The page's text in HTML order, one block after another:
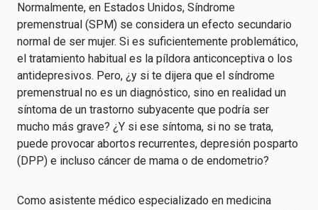
Normalmente, en Estados Unidos, Síndrome
premenstrual (SPM) se considera un efecto secundario
normal de ser mujer. Si es suficientemente problemático,
el tratamiento habitual es la píldora anticonceptiva o los
antidepresivos. Pero, ¿y si te dijera que el síndrome
premenstrual no es un diagnóstico, sino en realidad un
síntoma de un trastorno subyacente que podría ser
mucho más grave? ¿Y si ese síntoma, si no se trata,
puede provocar abortos recurrentes, depresión posparto
(DPP) e incluso cáncer de mama o de endometrio?
Como asistente médico especializado en medicina